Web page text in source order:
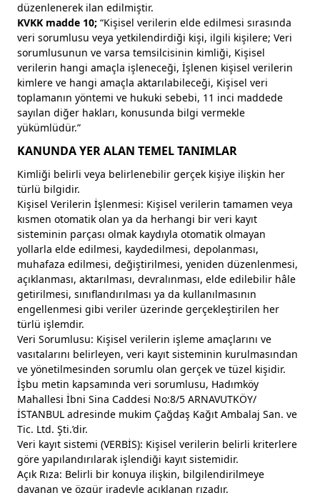
düzenlenerek ilan edilmiştir.
KVKK madde 10; “Kişisel verilerin elde edilmesi sırasında
veri sorumlusu veya yetkilendirdiği kişi, ilgili kişilere; Veri
sorumlusunun ve varsa temsilcisinin kimliği, Kişisel
verilerin hangi amaçla işleneceği, İşlenen kişisel verilerin
kimlere ve hangi amaçla aktarılabileceği, Kişisel veri
toplamanın yöntemi ve hukuki sebebi, 11 inci maddede
sayılan diğer hakları, konusunda bilgi vermekle
yükümlüdür.”
KANUNDA YER ALAN TEMEL TANIMLAR
Kimliği belirli veya belirlenebilir gerçek kişiye ilişkin her
türlü bilgidir.
Kişisel Verilerin İşlenmesi: Kişisel verilerin tamamen veya
kısmen otomatik olan ya da herhangi bir veri kayıt
sisteminin parçası olmak kaydıyla otomatik olmayan
yollarla elde edilmesi, kaydedilmesi, depolanması,
muhafaza edilmesi, değiştirilmesi, yeniden düzenlenmesi,
açıklanması, aktarılması, devralınması, elde edilebilir hâle
getirilmesi, sınıflandırılması ya da kullanılmasının
engellenmesi gibi veriler üzerinde gerçekleştirilen her
türlü işlemdir.
Veri Sorumlusu: Kişisel verilerin işleme amaçlarını ve
vasıtalarını belirleyen, veri kayıt sisteminin kurulmasından
ve yönetilmesinden sorumlu olan gerçek ve tüzel kişidir.
İşbu metin kapsamında veri sorumlusu, Hadımköy
Mahallesi İbni Sina Caddesi No:8/5 ARNAVUTKÖY/
İSTANBUL adresinde mukim Çağdaş Kağıt Ambalaj San. ve
Tic. Ltd. Şti.’dir.
Veri kayıt sistemi (VERBİS): Kişisel verilerin belirli kriterlere
göre yapılandırılarak işlendiği kayıt sistemidir.
Açık Rıza: Belirli bir konuya ilişkin, bilgilendirilmeye
dayanan ve özgür iradeyle açıklanan rızadır.